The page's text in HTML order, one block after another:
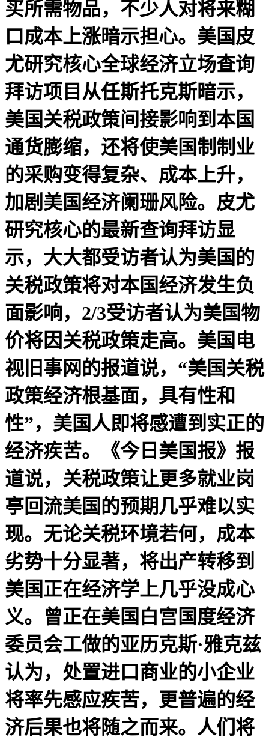
买所需物品，不少人对将来糊
口成本上涨暗示担心。美国皮
尤研究核心全球经济立场查询
拜访项目从任斯托克斯暗示，
美国关税政策间接影响到本国
通货膨缩，还将使美国制制业
的采购变得复杂、成本上升，
加剧美国经济阑珊风险。皮尤
研究核心的最新查询拜访显
示，大大都受访者认为美国的
关税政策将对本国经济发生负
面影响，2/3受访者认为美国物
价将因关税政策走高。美国电
视旧事网的报道说，“美国关税
政策经济根基面，具有性和
性”，美国人即将感遭到实正的
经济疾苦。《今日美国报》报
道说，关税政策让更多就业岗
亭回流美国的预期几乎难以实
现。无论关税环境若何，成本
劣势十分显著，将出产转移到
美国正在经济学上几乎没成心
义。曾正在美国白宫国度经济
委员会工做的亚历克斯·雅克兹
认为，处置进口商业的小企业
将率先感应疾苦，更普遍的经
济后果也将随之而来。人们将